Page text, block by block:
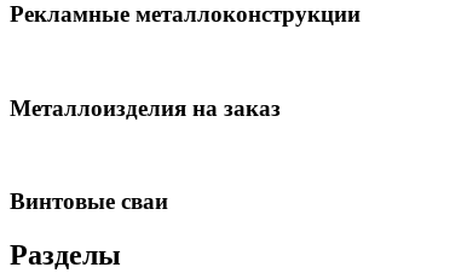
Рекламные металлоконструкции
Металлоизделия на заказ
Винтовые сваи
Разделы